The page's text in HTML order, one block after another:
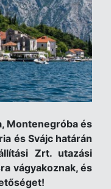
Montenegróba és
és Svájc határán
Zrt. utazási
vágyakoznak, és